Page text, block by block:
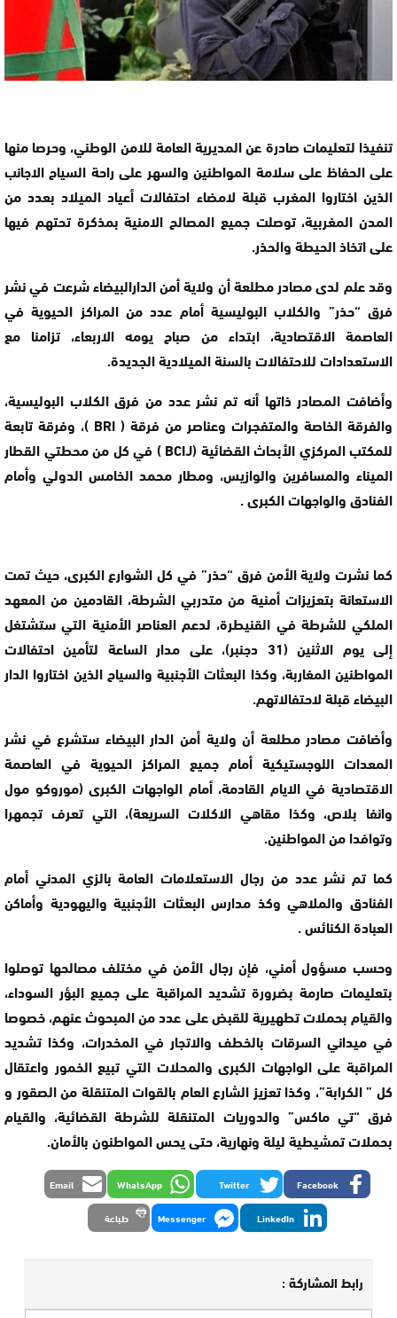
تنفيذا لتعليمات صادرة عن المديرية العامة للامن الوطني، وحرصا منها
على الحفاظ على سلامة المواطنين والسهر على راحة السياح الاجانب
الذين اختاروا المغرب قبلة لامضاء احتفالات أعياد الميلاد بعدد من
المدن المغربية، توصلت جميع المصالح الامنية بمذكرة تحتهم فيها
على اتخاذ الحيطة والحذر.
وقد علم لدى مصادر مطلعة أن ولاية أمن الدارالبيضاء شرعت في نشر
فرق “حذر” والكلاب البوليسية أمام عدد من المراكز الحيوية في
العاصمة الاقتصادية، ابتداء من صباح يومه الاربعاء، تزامنا مع
الاستعدادات للاحتفالات بالسنة الميلادية الجديدة.
وأضافت المصادر ذاتها أنه تم نشر عدد من فرق الكلاب البوليسية،
والفرقة الخاصة والمتفجرات وعناصر من فرقة ( BRI )، وفرقة تابعة
للمكتب المركزي الأبحاث القضائية (BCIJ ) في كل من محطتي القطار
الميناء والمسافرين والوازيس، ومطار محمد الخامس الدولي وأمام
الفنادق والواجهات الكبرى .
كما نشرت ولاية الأمن فرق “حذر” في كل الشوارع الكبرى، حيث تمت
الاستعانة بتعزيزات أمنية من متدربي الشرطة، القادمين من المعهد
الملكي للشرطة في القنيطرة، لدعم العناصر الأمنية التي ستشتغل
إلى يوم الاثنين (31 دجنبر)، على مدار الساعة لتأمين احتفالات
المواطنين المغاربة، وكذا البعثات الأجنبية والسياح الذين اختاروا الدار
البيضاء قبلة لاحتفالاتهم.
وأضافت مصادر مطلعة أن ولاية أمن الدار البيضاء ستشرع في نشر
المعدات اللوجستيكية أمام جميع المراكز الحيوية في العاصمة
الاقتصادية في الايام القادمة، أمام الواجهات الكبرى (موروكو مول
وانفا بلاص، وكذا مقاهي الاكلات السريعة)، التي تعرف تجمهرا
وتوافدا من المواطنين.
كما تم نشر عدد من رجال الاستعلامات العامة بالزي المدني أمام
الفنادق والملاهي وكذ مدارس البعثات الأجنبية واليهودية وأماكن
العبادة الكنائس .
وحسب مسؤول أمني، فإن رجال الأمن في مختلف مصالحها توصلوا
بتعليمات صارمة بضرورة تشديد المراقبة على جميع البؤر السوداء،
والقيام بحملات تطهيرية للقبض على عدد من المبحوث عنهم، خصوصا
في ميداني السرقات بالخطف والاتجار في المخدرات، وكذا تشديد
المراقبة على الواجهات الكبرى والمحلات التي تبيع الخمور واعتقال
كل ” الكرابة”، وكذا تعزيز الشارع العام بالقوات المتنقلة من الصقور و
فرق “تي ماكس” والدوريات المتنقلة للشرطة القضائية، والقيام
بحملات تمشيطية ليلة ونهارية، حتى يحس المواطنون بالأمان.
Facebook
Twitter
WhatsApp
Email
LinkedIn
Messenger طباعة
رابط المشاركة :